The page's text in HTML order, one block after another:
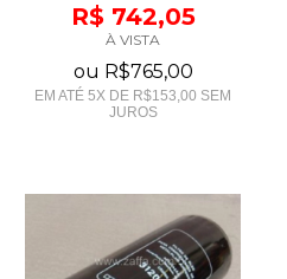
R$ 742,05
À VISTA
ou R$765,00
EM ATÉ 5X DE R$153,00 SEM
JUROS